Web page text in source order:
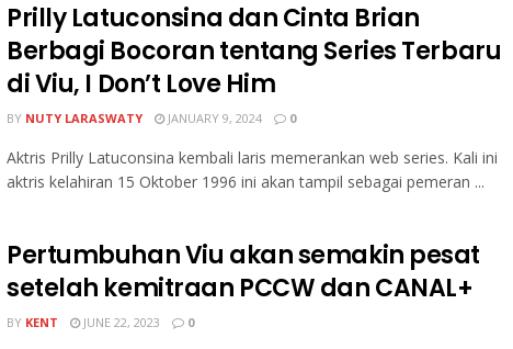
Prilly Latuconsina dan Cinta Brian
Berbagi Bocoran tentang Series Terbaru
di Viu, I Don’t Love Him
BY NUTY LARASWATY JANUARY 9, 2024 0
Aktris Prilly Latuconsina kembali laris memerankan web series. Kali ini
aktris kelahiran 15 Oktober 1996 ini akan tampil sebagai pemeran ...
Pertumbuhan Viu akan semakin pesat
setelah kemitraan PCCW dan CANAL+
BY KENT JUNE 22, 2023 0